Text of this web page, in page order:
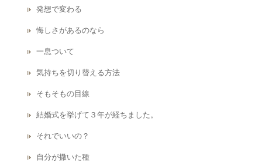
発想で変わる
悔しさがあるのなら
一息ついて
気持ちを切り替える方法
そもそもの目線
結婚式を挙げて３年が経ちました。
それでいいの？
自分が撒いた種